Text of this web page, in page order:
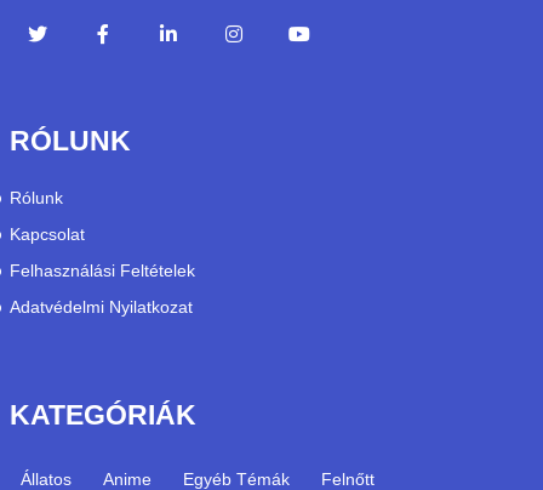
RÓLUNK
Rólunk
Kapcsolat
Felhasználási Feltételek
Adatvédelmi Nyilatkozat
KATEGÓRIÁK
Állatos Anime Egyéb Témák Felnőtt